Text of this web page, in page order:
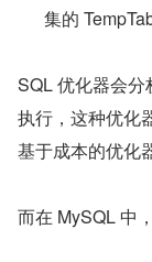
集的
SQL 优化器会
执行，这种优化
基于成本的优化
而在 MySQL 中